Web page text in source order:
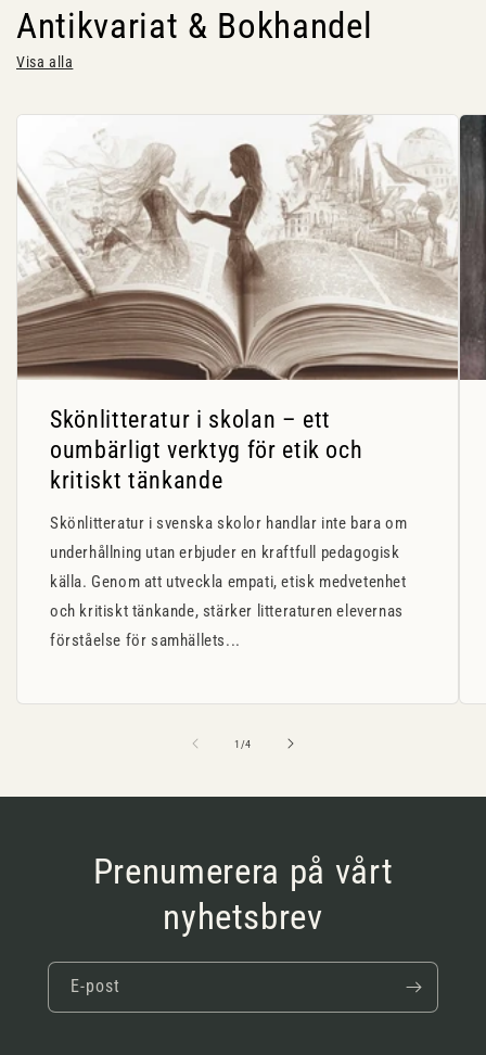
Antikvariat & Bokhandel
Visa alla
Skönlitteratur i skolan – ett
oumbärligt verktyg för etik och
kritiskt tänkande
Skönlitteratur i svenska skolor handlar inte bara om
underhållning utan erbjuder en kraftfull pedagogisk
källa. Genom att utveckla empati, etisk medvetenhet
och kritiskt tänkande, stärker litteraturen elevernas
förståelse för samhällets...
1 /av
4
Prenumerera på vårt
nyhetsbrev
E-post